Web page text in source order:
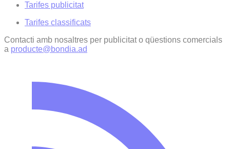
Tarifes publicitat
Tarifes classificats
Contacti amb nosaltres per publicitat o qüestions comercials
a producte@bondia.ad